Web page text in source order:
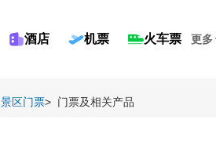
酒店 机票 火车票 更多
景区门票> 门票及相关产品